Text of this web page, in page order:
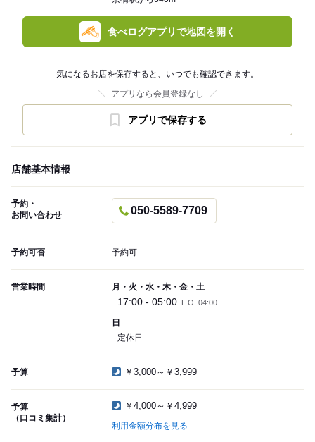
食べログアプリで地図を開く
気になるお店を保存すると、いつでも確認できます。
アプリなら会員登録なし
アプリで保存する
店舗基本情報
予約・
お問い合わせ
050-5589-7709
予約可否 予約可
営業時間 月・火・水・木・金・土
17:00 - 05:00 L.O. 04:00
日
定休日
予算 ￥3,000～￥3,999
予算
（口コミ集計）
￥4,000～￥4,999
利用金額分布を見る